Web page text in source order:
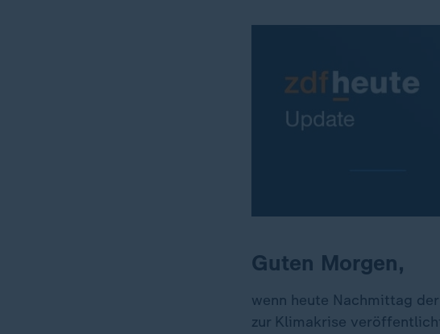
Guten Morgen,
wenn heute Nachmittag
zur Klimakrise